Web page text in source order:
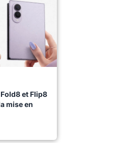
et Flip8
mise en